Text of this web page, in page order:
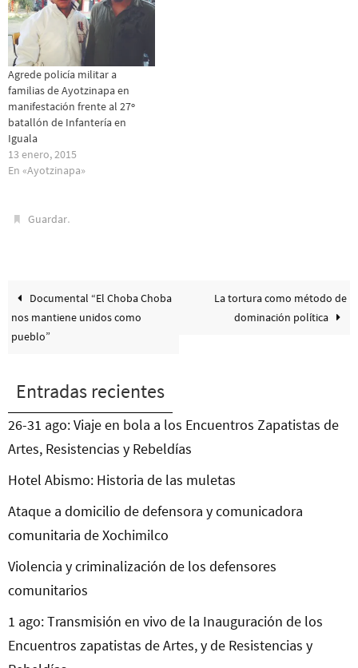
Agrede policía militar a
familias de Ayotzinapa en
manifestación frente al 27º
batallón de Infantería en
Iguala
13 enero, 2015
En «Ayotzinapa»
Guardar.
Documental “El Choba Choba
nos mantiene unidos como
pueblo”
La tortura como método de
dominación política
Entradas recientes
26-31 ago: Viaje en bola a los Encuentros Zapatistas de
Artes, Resistencias y Rebeldías
Hotel Abismo: Historia de las muletas
Ataque a domicilio de defensora y comunicadora
comunitaria de Xochimilco
Violencia y criminalización de los defensores
comunitarios
1 ago: Transmisión en vivo de la Inauguración de los
Encuentros zapatistas de Artes, y de Resistencias y